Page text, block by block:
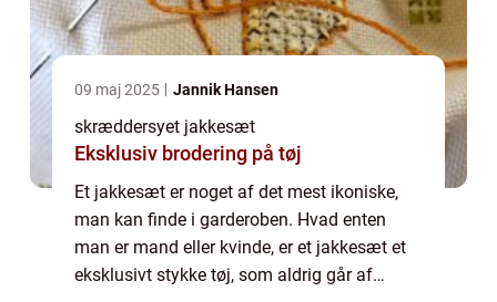
09 maj 2025 Jannik Hansen
skræddersyet jakkesæt
Eksklusiv brodering på tøj
Et jakkesæt er noget af det mest ikoniske,
man kan finde i garderoben. Hvad enten
man er mand eller kvinde, er et jakkesæt et
eksklusivt stykke tøj, som aldrig går af